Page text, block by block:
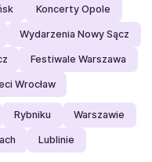
Koncerty Opole
Wydarzenia Nowy Sącz
Festiwale Warszawa
Wrocław
Rybniku Warszawie
Lublinie